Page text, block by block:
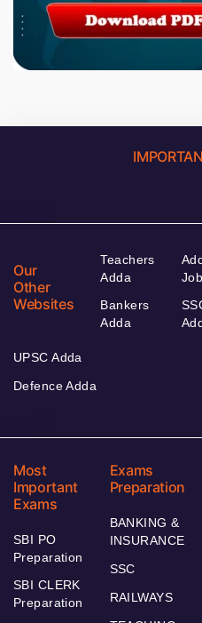
Our
Other
Websites
Teachers
Adda
Bankers
Adda
UPSC Adda
Defence Adda
Most
Important
Exams
SBI PO
Preparation
SBI CLERK
Preparation
Exams
Preparation
BANKING &
INSURANCE
SSC
RAILWAYS